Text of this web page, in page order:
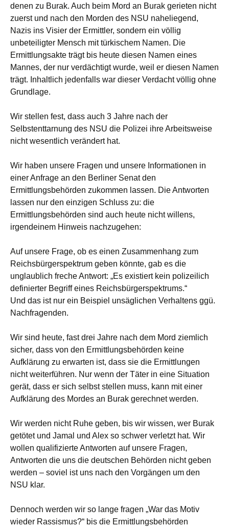
denen zu Burak. Auch beim Mord an Burak gerieten nicht
zuerst und nach den Morden des NSU naheliegend,
Nazis ins Visier der Ermittler, sondern ein völlig
unbeteiligter Mensch mit türkischem Namen. Die
Ermittlungsakte trägt bis heute diesen Namen eines
Mannes, der nur verdächtigt wurde, weil er diesen Namen
trägt. Inhaltlich jedenfalls war dieser Verdacht völlig ohne
Grundlage.
Wir stellen fest, dass auch 3 Jahre nach der
Selbstenttarnung des NSU die Polizei ihre Arbeitsweise
nicht wesentlich verändert hat.
Wir haben unsere Fragen und unsere Informationen in
einer Anfrage an den Berliner Senat den
Ermittlungsbehörden zukommen lassen. Die Antworten
lassen nur den einzigen Schluss zu: die
Ermittlungsbehörden sind auch heute nicht willens,
irgendeinem Hinweis nachzugehen:
Auf unsere Frage, ob es einen Zusammenhang zum
Reichsbürgerspektrum geben könnte, gab es die
unglaublich freche Antwort: „Es existiert kein polizeilich
definierter Begriff eines Reichsbürgerspektrums.“
Und das ist nur ein Beispiel unsäglichen Verhaltens ggü.
Nachfragenden.
Wir sind heute, fast drei Jahre nach dem Mord ziemlich
sicher, dass von den Ermittlungsbehörden keine
Aufklärung zu erwarten ist, dass sie die Ermittlungen
nicht weiterführen. Nur wenn der Täter in eine Situation
gerät, dass er sich selbst stellen muss, kann mit einer
Aufklärung des Mordes an Burak gerechnet werden.
Wir werden nicht Ruhe geben, bis wir wissen, wer Burak
getötet und Jamal und Alex so schwer verletzt hat. Wir
wollen qualifizierte Antworten auf unsere Fragen,
Antworten die uns die deutschen Behörden nicht geben
werden – soviel ist uns nach den Vorgängen um den
NSU klar.
Dennoch werden wir so lange fragen „War das Motiv
wieder Rassismus?“ bis die Ermittlungsbehörden